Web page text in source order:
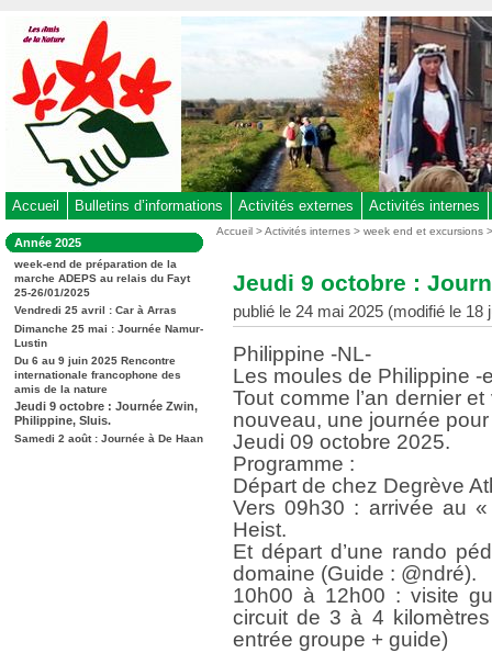
au
contenu
-
Aller
au
menu
-
à
la
recherche
Accueil Bulletins d’informations Activités externes Activités internes
Dans
la
rubrique
:
Année 2025
week-end de préparation de la
marche ADEPS au relais du Fayt
25-26/01/2025
Vendredi 25 avril : Car à Arras
Dimanche 25 mai : Journée Namur-
Lustin
Du 6 au 9 juin 2025 Rencontre
internationale francophone des
amis de la nature
Jeudi 9 octobre : Journée Zwin,
Philippine, Sluis.
Samedi 2 août : Journée à De Haan
Vous
Accueil >Activités internes >week end et excursions
Jeudi 9 octobre :
publié le 24 mai 2025 (modifié le 18
Philippine -NL-
Les moules de Philippine
Tout comme l’an dernier
nouveau, une journée
Jeudi 09 octobre 2025.
Programme :
Départ de chez Degrève
Vers 09h30 : arrivée au
Heist.
Et départ d’une rando
domaine (Guide : @ndré).
10h00 à 12h00 : visite
circuit de 3 à 4
entrée groupe + guide)